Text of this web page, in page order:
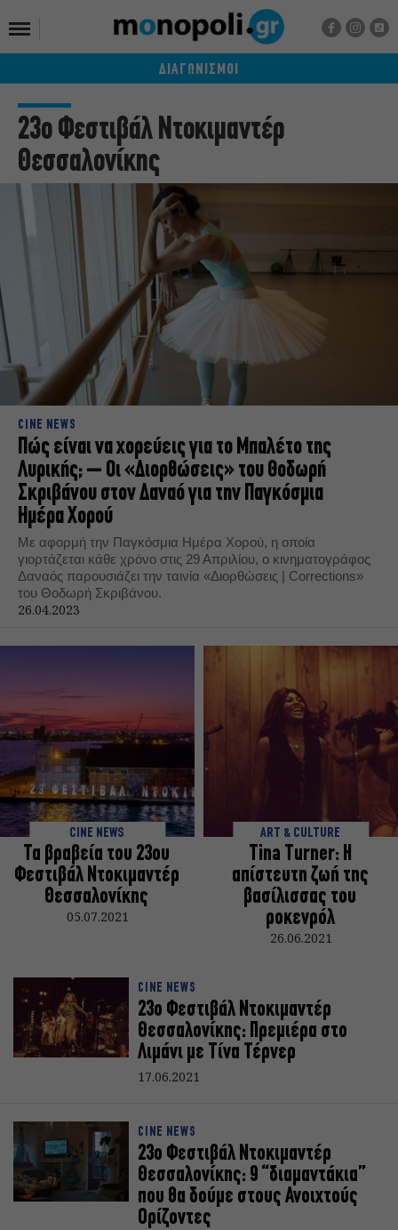
ΔΙΑΓΩΝΙΣΜΟΙ
23ο Φεστιβάλ Ντοκιμαντέρ
Θεσσαλονίκης
CINE NEWS
Πώς είναι να χορεύεις για το Μπαλέτο της
Λυρικής; – Οι «Διορθώσεις» του Θοδωρή
Σκριβάνου στον Δαναό για την Παγκόσμια
Ημέρα Χορού
Με αφορμή την Παγκόσμια Ημέρα Χορού, η οποία
γιορτάζεται κάθε χρόνο στις 29 Απριλίου, o κινηματογράφος
Δαναός παρουσιάζει την ταινία «Διορθώσεις | Corrections»
του Θοδωρή Σκριβάνου.
26.04.2023
CINE NEWS
Τα βραβεία του 23ου
Φεστιβάλ Ντοκιμαντέρ
Θεσσαλονίκης
05.07.2021
ART & CULTURE
Τina Turner: H
απίστευτη ζωή της
βασίλισσας του
ροκενρόλ
26.06.2021
CINE NEWS
23o Φεστιβάλ Ντοκιμαντέρ
Θεσσαλονίκης: Πρεμιέρα στο
Λιμάνι με Τίνα Τέρνερ
17.06.2021
CINE NEWS
23ο Φεστιβάλ Ντοκιμαντέρ
Θεσσαλονίκης: 9 “διαμαντάκια”
που θα δούμε στους Ανοιχτούς
Ορίζοντες